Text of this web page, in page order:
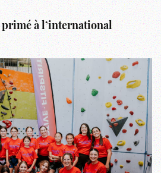
à l’international